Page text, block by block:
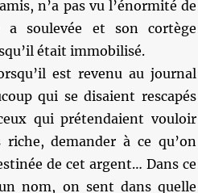
n’a pas vu l’énormité de
a soulevée et son cortège
était immobilisé.
est revenu au journal
qui se disaient rescapés
qui prétendaient vouloir
demander à ce qu’on
de cet argent… Dans ce
nom, on sent dans quelle